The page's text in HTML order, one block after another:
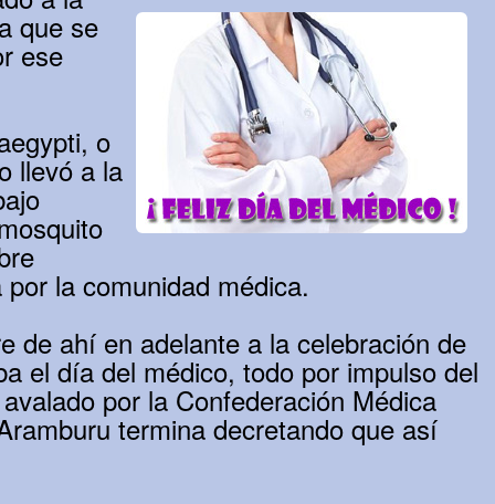
que se
ese
o
llevó a la
la comunidad médica.
de ahí en adelante a la celebración de
el día del médico, todo por impulso del
por la Confederación Médica
termina decretando que así